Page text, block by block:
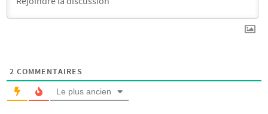
2 COMMENTAIRES
Le plus ancien